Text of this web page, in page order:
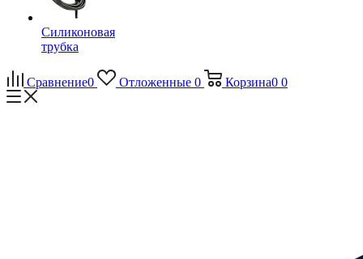
Силиконовая
трубка
Сравнение0 Отложенные 0 Корзина0 0